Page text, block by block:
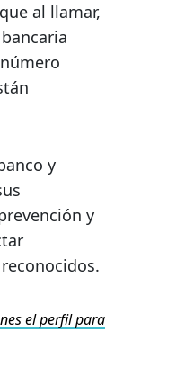
al llamar,
y
y
el perfil para